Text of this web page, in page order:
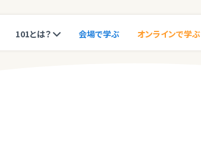
101とは？ 会場で学ぶ オンラインで学ぶ